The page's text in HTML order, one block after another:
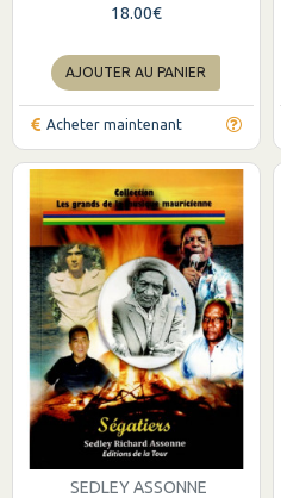
18.00€
AJOUTER AU PANIER
Acheter maintenant
SEDLEY ASSONNE